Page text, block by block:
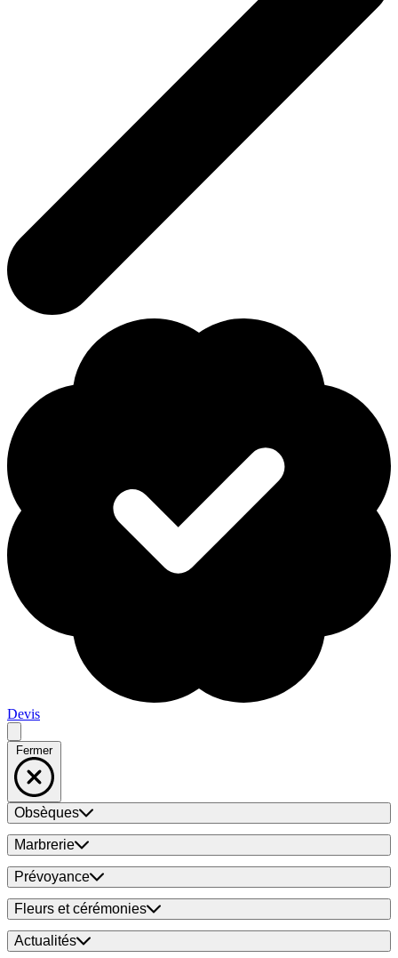
Devis
Fermer
Obsèques
Marbrerie
Prévoyance
Fleurs et cérémonies
Actualités